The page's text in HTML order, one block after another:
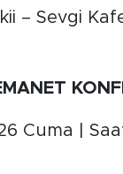
– Sevgi
Cuma |